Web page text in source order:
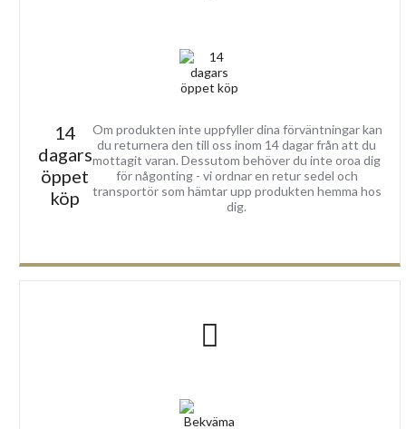
14
dagars
öppet
köp
Om produkten inte uppfyller dina förväntningar kan
du returnera den till oss inom 14 dagar från att du
mottagit varan. Dessutom behöver du inte oroa dig
för någonting - vi ordnar en retur sedel och
transportör som hämtar upp produkten hemma hos
dig.